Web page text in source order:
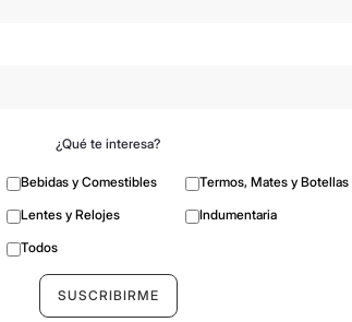
¿Qué te interesa?
Bebidas y Comestibles
Termos, Mates y Botellas
Lentes y Relojes
Indumentaria
Todos